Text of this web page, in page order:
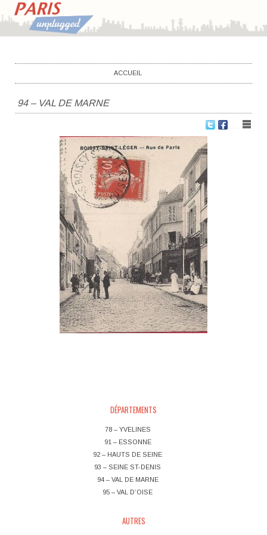
Main menu
ACCUEIL
94 – VAL DE MARNE
DÉPARTEMENTS
78 – YVELINES
91 – ESSONNE
92 – HAUTS DE SEINE
93 – SEINE ST-DENIS
94 – VAL DE MARNE
95 – VAL D’OISE
AUTRES